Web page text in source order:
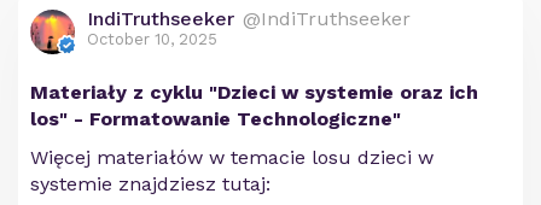
IndiTruthseeker @IndiTruthseeker
October 10, 2025
Materiały z cyklu "Dzieci w systemie oraz ich
los" - Formatowanie Technologiczne"
Więcej materiałów w temacie losu dzieci w
systemie znajdziesz tutaj: